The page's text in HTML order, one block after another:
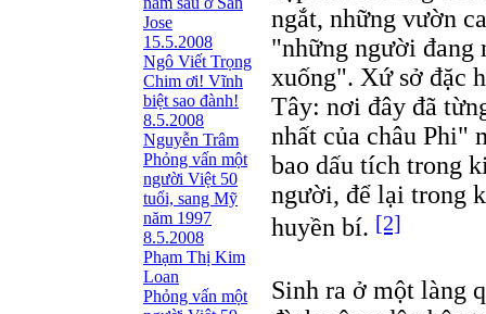
Jose
15.5.2008
Ngô Viết Trọng
Chim ơi! Vĩnh
biệt sao đành!
8.5.2008
Nguyễn Trâm
Phỏng vấn một
người Việt 50
tuổi, sang Mỹ
năm 1997
8.5.2008
Phạm Thị Kim
Loan
Phỏng vấn một
ngắt, những vườn
"những người đang
xuống". Xứ sở đặc
Tây: nơi đây đã
nhất của châu Phi"
bao dấu tích trong
người, để lại trong
huyền bí. [2]
Sinh ra ở một làng